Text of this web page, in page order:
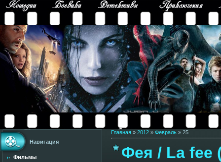
Навигация
Фильмы
Главная » 2012 » Февраль » 25
Фея / La fee